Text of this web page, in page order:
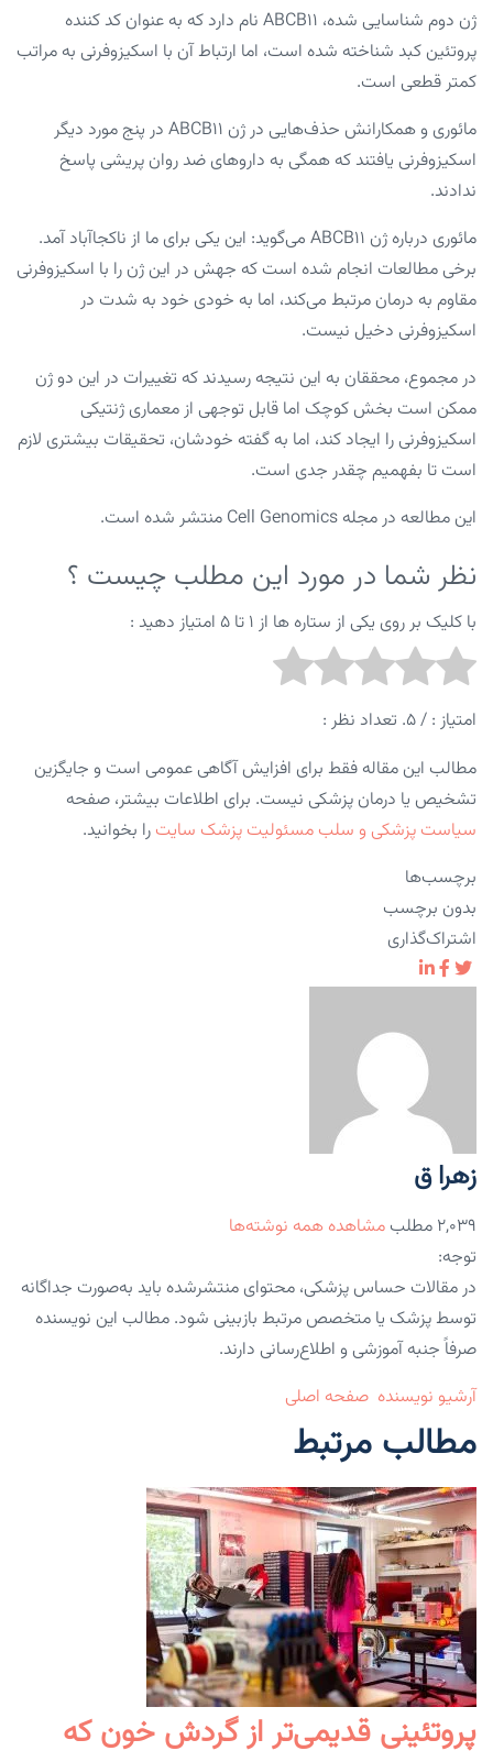
ژن دوم شناسایی شده، ABCB۱۱ نام دارد که به عنوان کد کننده
پروتئین کبد شناخته شده است، اما ارتباط آن با اسکیزوفرنی به مراتب
کمتر قطعی است.
مائوری و همکارانش حذف‌هایی در ژن ABCB۱۱ در پنج مورد دیگر
اسکیزوفرنی یافتند که همگی به داروهای ضد روان پریشی پاسخ
ندادند.
مائوری درباره ژن ABCB۱۱ می‌گوید: این یکی برای ما از ناکجاآباد آمد.
برخی مطالعات انجام شده است که جهش در این ژن را با اسکیزوفرنی
مقاوم به درمان مرتبط می‌کند، اما به خودی خود به شدت در
اسکیزوفرنی دخیل نیست.
در مجموع، محققان به این نتیجه رسیدند که تغییرات در این دو ژن
ممکن است بخش کوچک اما قابل توجهی از معماری ژنتیکی
اسکیزوفرنی را ایجاد کند، اما به گفته خودشان، تحقیقات بیشتری لازم
است تا بفهمیم چقدر جدی است.
این مطالعه در مجله Cell Genomics منتشر شده است.
نظر شما در مورد این مطلب چیست ؟
با کلیک بر روی یکی از ستاره ها از ۱ تا ۵ امتیاز دهید :
امتیاز : / ۵. تعداد نظر :
مطالب این مقاله فقط برای افزایش آگاهی عمومی است و جایگزین
تشخیص یا درمان پزشکی نیست. برای اطلاعات بیشتر، صفحه
سیاست پزشکی و سلب مسئولیت پزشک سایت را بخوانید.
برچسب‌ها
بدون برچسب
اشتراک‌گذاری
زهرا ق
۲,۰۳۹ مطلب
مشاهده همه نوشته‌ها
توجه:
در مقالات حساس پزشکی، محتوای منتشرشده باید به‌صورت جداگانه
توسط پزشک یا متخصص مرتبط بازبینی شود. مطالب این نویسنده
صرفاً جنبه آموزشی و اطلاع‌رسانی دارند.
آرشیو نویسنده صفحه اصلی
مطالب مرتبط
پروتئینی قدیمی‌تر از گردش خون که